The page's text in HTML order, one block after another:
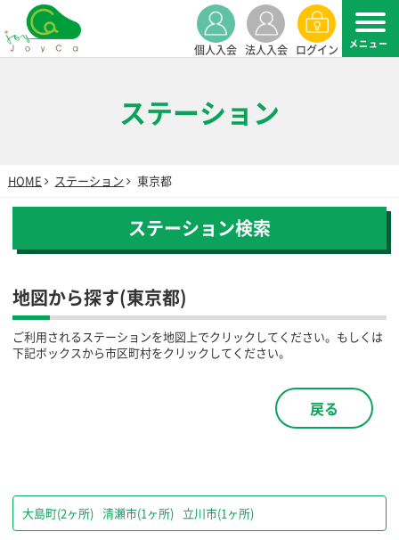
個人入会 法人入会 ログイン
ステーション
HOME ステーション 東京都
ステーション検索
地図から探す(東京都)
ご利用されるステーションを地図上でクリックしてください。もしくは
下記ボックスから市区町村をクリックしてください。
戻る
大島町(2ヶ所) 清瀬市(1ヶ所) 立川市(1ヶ所)